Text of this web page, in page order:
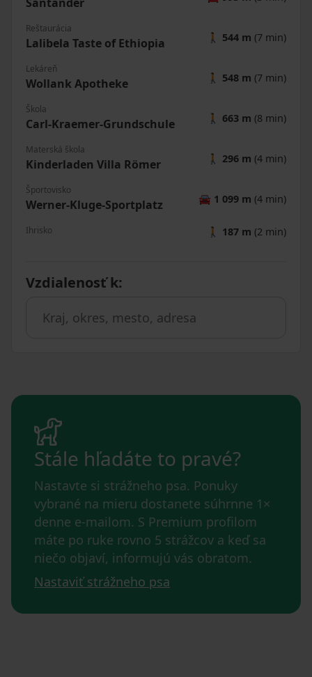
Reštaurácia
Lalibela Taste of Ethiopia 🚶 544 m (7 min)
Lekáreň
Wollank Apotheke 🚶 548 m (7 min)
Škola
Carl-Kraemer-Grundschule 🚶 663 m (8 min)
Materská škola
Kinderladen Villa Römer 🚶 296 m (4 min)
Športovisko
Werner-Kluge-Sportplatz 🚘 1 099 m (4 min)
Ihrisko 🚶 187 m (2 min)
Vzdialenosť k:
Stále hľadáte to pravé?
Nastavte si strážneho psa. Ponuky
vybrané na mieru dostanete súhrnne 1×
denne e-mailom. S Premium profilom
máte po ruke rovno 5 strážcov a keď sa
niečo objaví, informujú vás obratom.
Nastaviť strážneho psa